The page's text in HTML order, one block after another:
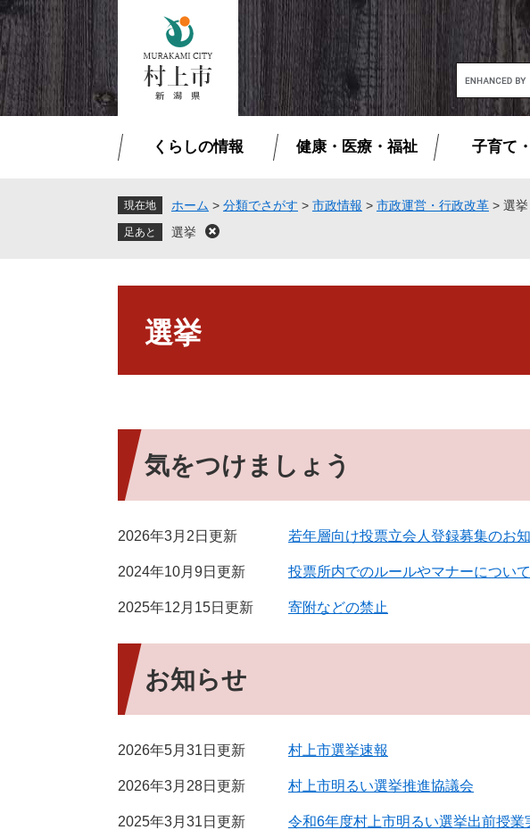
ペ
ー
ジ
の
先
頭
メ
ニ
ュ
ー
を
飛
G
o
o
カ
検
くらしの情報 健康・医療・福祉 子育て
現在地 ホーム > 分類でさがす > 市政情報 > 市政運営・行政改革 > 選挙
選挙
閉
選挙
気をつけましょう
2026年3月2日更新 若年層向け投票立会人登録募集のお
2024年10月9日更新 投票所内でのルールやマナーについて
2025年12月15日更新 寄附などの禁止
お知らせ
2026年5月31日更新 村上市選挙速報
2026年3月28日更新 村上市明るい選挙推進協議会
2025年3月31日更新 令和6年度村上市明るい選挙出前授業